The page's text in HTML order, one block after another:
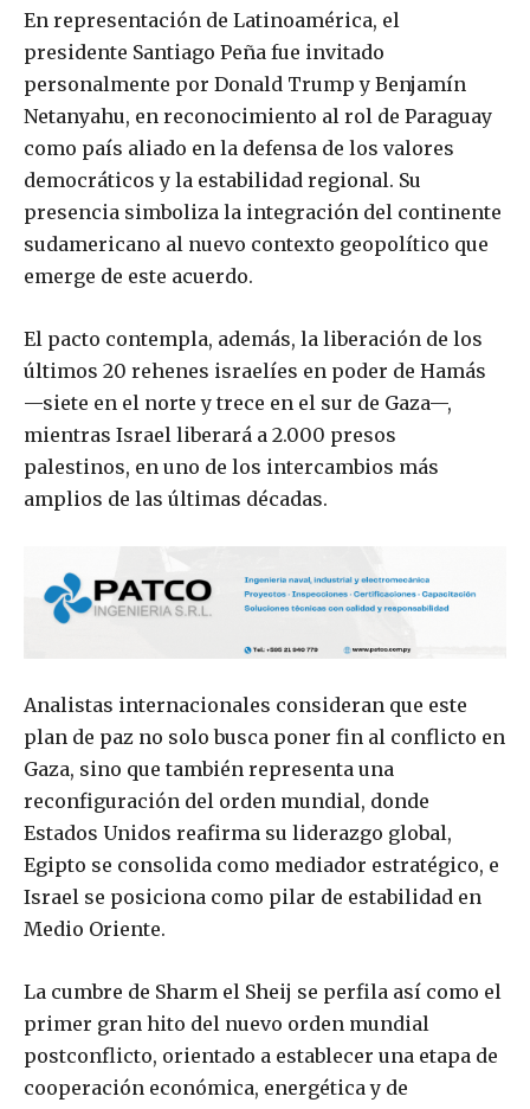
En representación de Latinoamérica, el
presidente Santiago Peña fue invitado
personalmente por Donald Trump y Benjamín
Netanyahu, en reconocimiento al rol de Paraguay
como país aliado en la defensa de los valores
democráticos y la estabilidad regional. Su
presencia simboliza la integración del continente
sudamericano al nuevo contexto geopolítico que
emerge de este acuerdo.
El pacto contempla, además, la liberación de los
últimos 20 rehenes israelíes en poder de Hamás
—siete en el norte y trece en el sur de Gaza—,
mientras Israel liberará a 2.000 presos
palestinos, en uno de los intercambios más
amplios de las últimas décadas.
Analistas internacionales consideran que este
plan de paz no solo busca poner fin al conflicto en
Gaza, sino que también representa una
reconfiguración del orden mundial, donde
Estados Unidos reafirma su liderazgo global,
Egipto se consolida como mediador estratégico, e
Israel se posiciona como pilar de estabilidad en
Medio Oriente.
La cumbre de Sharm el Sheij se perfila así como el
primer gran hito del nuevo orden mundial
postconflicto, orientado a establecer una etapa de
cooperación económica, energética y de